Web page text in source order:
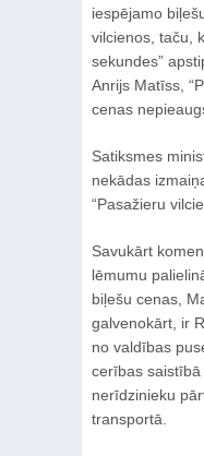
iespējamo
vilcienos, taču,
sekundes”
Anrijs Matīss,
cenas
Satiksmes
nekādas
“Pasažieru
Savukārt
lēmumu
biļešu cenas,
galvenokārt, ir
no valdības
cerības
nerīdzinieku
transportā.